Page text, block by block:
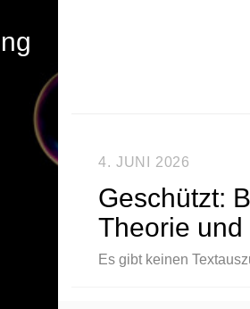
4. JUNI 2026
Geschützt:
Theorie und
Es gibt keinen